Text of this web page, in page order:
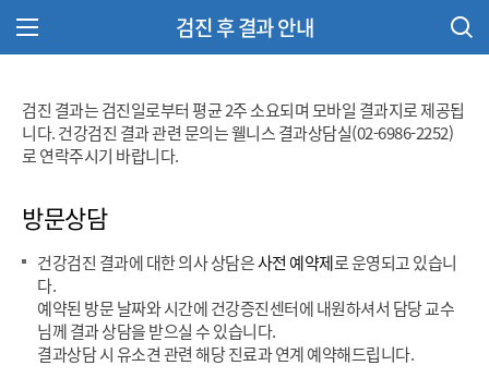
검진 후 결과 안내
검진 결과는 검진일로부터 평균 2주 소요되며 모바일 결과지로 제공됩
니다. 건강검진 결과 관련 문의는 웰니스 결과상담실(02-6986-2252)
로 연락주시기 바랍니다.
방문상담
건강검진 결과에 대한 의사 상담은사전 예약제로 운영되고 있습니
다.
예약된 방문 날짜와 시간에 건강증진센터에 내원하셔서 담당 교수
님께 결과 상담을 받으실 수 있습니다.
결과상담 시 유소견 관련 해당 진료과 연계 예약해드립니다.